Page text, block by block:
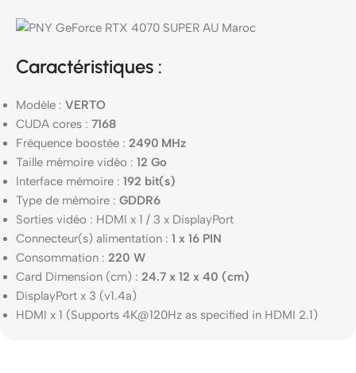
Caractéristiques :
Modèle : VERTO
CUDA cores : 7168
Fréquence boostée : 2490 MHz
Taille mémoire vidéo : 12 Go
Interface mémoire : 192 bit(s)
Type de mémoire : GDDR6
Sorties vidéo : HDMI x 1 / 3 x DisplayPort
Connecteur(s) alimentation : 1 x 16 PIN
Consommation : 220 W
Card Dimension (cm) : 24.7 x 12 x 40 (cm)
DisplayPort x 3 (v1.4a)
HDMI x 1 (Supports 4K@120Hz as specified in HDMI 2.1)